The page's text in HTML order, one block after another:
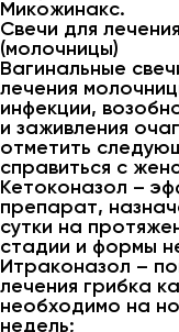
Микожинакс.
Свечи для
(молочницы)
Вагинальные
лечения
инфекции,
и заживления
отметить
справиться с
Кетоконазол –
препарат,
сутки на
стадии и формы
Итраконазол –
лечения грибка
необходимо на
недель;